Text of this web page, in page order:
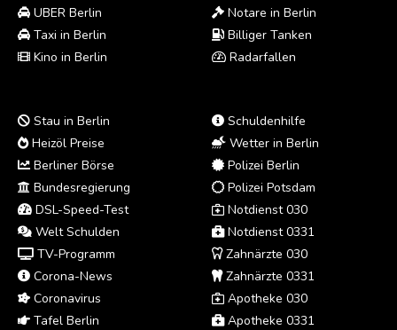
UBER Berlin
Taxi in Berlin
Kino in Berlin
Notare in Berlin
Billiger Tanken
Radarfallen
Stau in Berlin
Heizöl Preise
Berliner Börse
Bundesregierung
DSL-Speed-Test
Welt Schulden
TV-Programm
Corona-News
Coronavirus
Tafel Berlin
Schuldenhilfe
Wetter in Berlin
Polizei Berlin
Polizei Potsdam
Notdienst 030
Notdienst 0331
Zahnärzte 030
Zahnärzte 0331
Apotheke 030
Apotheke 0331